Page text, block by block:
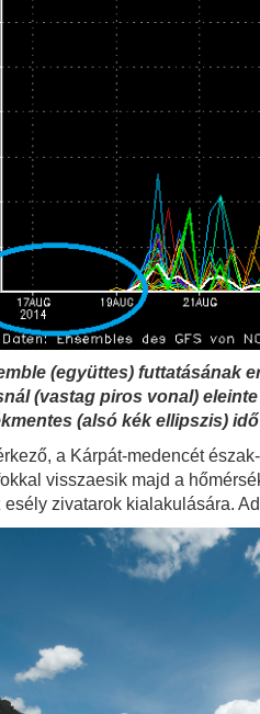
(együttes) futtatásának
(vastag piros vonal)
(alsó kék ellipszis)
a Kárpát-medencét
visszaesik majd a
zivatarok kialakulására.